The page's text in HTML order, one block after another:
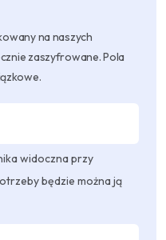
na naszych
zaszyfrowane. Pola
widoczna przy
będzie można ją